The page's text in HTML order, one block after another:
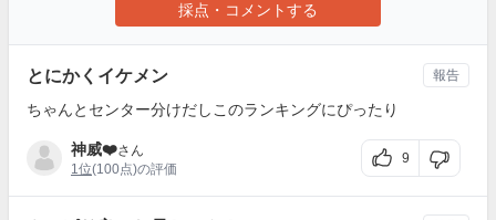
採点・コメントする
とにかくイケメン
ちゃんとセンター分けだしこのランキングにぴったり
神威❤️さん
1位(100点)の評価
9
報告